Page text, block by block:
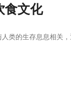
文化
类的生存息息相关